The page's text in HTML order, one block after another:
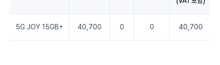
5G JOY 15GB+ 40,700 0 0 40,700